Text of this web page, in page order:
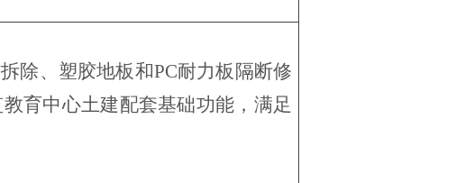
除、塑胶地板和PC耐力板隔断修
育中心土建配套基础功能，满足